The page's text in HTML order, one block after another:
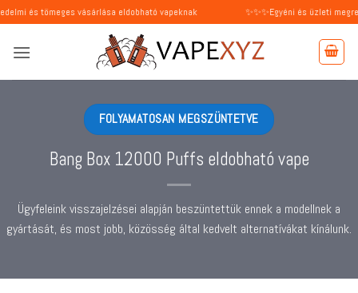
Skip
to
content
vásárlása eldobható vapeknak ✨✨✨Egyéni és üzleti megrendeléseket
FOLYAMATOSAN MEGSZÜNTETVE
Bang Box 12000 Puffs eldobható vape
Ügyfeleink visszajelzései alapján beszüntettük ennek a modellnek a
gyártását, és most jobb, közösség által kedvelt alternatívákat kínálunk.